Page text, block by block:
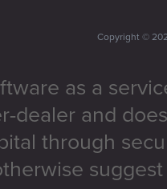
Copyright ©
as a
dealer and
through